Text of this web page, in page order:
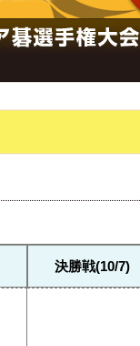
決勝戦(10/7)